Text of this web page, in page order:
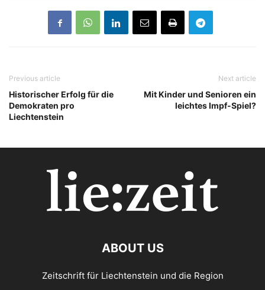
Previous article
Historischer Erfolg für die
Demokraten pro
Liechtenstein
Next article
Mit Kinder und Senioren ein
leichtes Impf-Spiel?
ABOUT US
Zeitschrift für Liechtenstein und die Region